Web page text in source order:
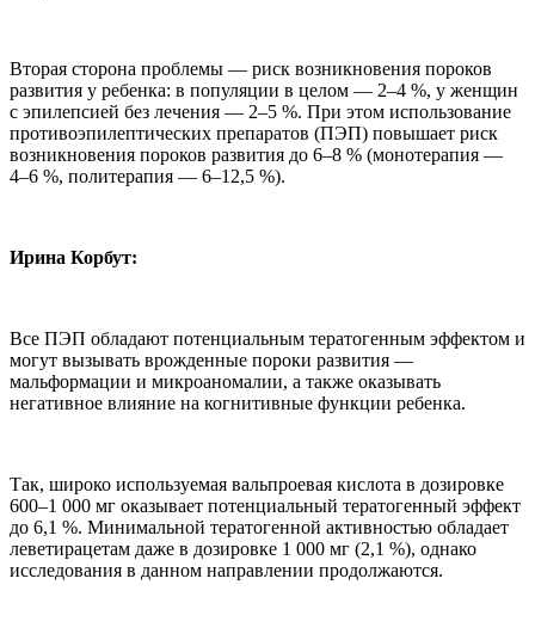
Вторая сторона проблемы — риск возникновения пороков
развития у ребенка: в популяции в целом — 2–4 %, у женщин
с эпилепсией без лечения — 2–5 %. При этом использование
противоэпилептических препаратов (ПЭП) повышает риск
возникновения пороков развития до 6–8 % (монотерапия —
4–6 %, политерапия — 6–12,5 %).
Ирина Корбут:
Все ПЭП обладают потенциальным тератогенным эффектом и
могут вызывать врожденные пороки развития —
мальформации и микроаномалии, а также оказывать
негативное влияние на когнитивные функции ребенка.
Так, широко используемая вальпроевая кислота в дозировке
600–1 000 мг оказывает потенциальный тератогенный эффект
до 6,1 %. Минимальной тератогенной активностью обладает
леветирацетам даже в дозировке 1 000 мг (2,1 %), однако
исследования в данном направлении продолжаются.